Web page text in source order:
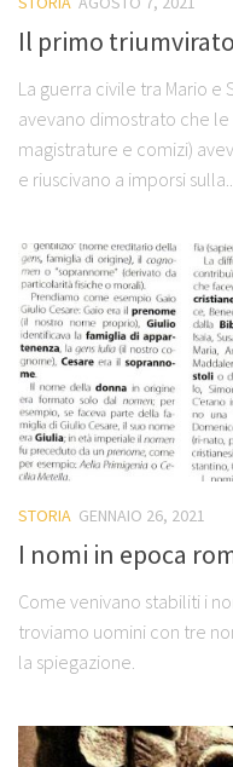
Il primo triumvirato
La guerra civile tra Mario
avevano dimostrato che
magistrature e comizi)
e riuscivano a imporsi
STORIA GENNAIO 26, 2021
I nomi in epoca
Come venivano stabiliti i
troviamo uomini con tre
la spiegazione.